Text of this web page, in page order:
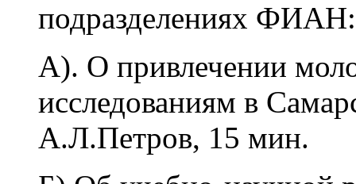
подразделениях ФИАН:
А). О привлечении
исследованиям в
А.Л.Петров, 15 мин.